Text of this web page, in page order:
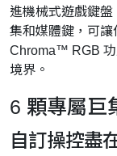
進機械式遊戲鍵
集和媒體鍵，可
Chroma™ RGB 功
境界。
6 顆專屬巨
自訂操控盡